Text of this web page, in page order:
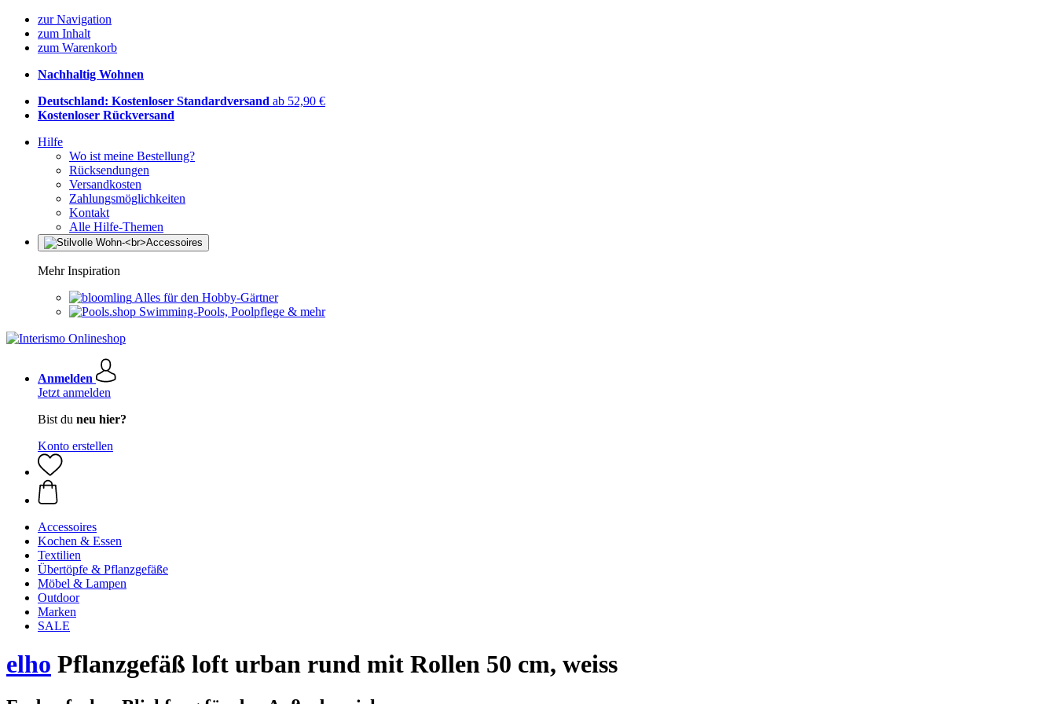
zur Navigation
zum Inhalt
zum Warenkorb
Nachhaltig Wohnen
Deutschland: Kostenloser Standardversand ab 52,90 €
Kostenloser Rückversand
Hilfe
Wo ist meine Bestellung?
Rücksendungen
Versandkosten
Zahlungsmöglichkeiten
Kontakt
Alle Hilfe-Themen
Mehr Inspiration
Alles für den Hobby-Gärtner
Swimming-Pools, Poolpflege & mehr
Anmelden
Jetzt anmelden
Bist du neu hier?
Konto erstellen
Accessoires
Kochen & Essen
Textilien
Übertöpfe & Pflanzgefäße
Möbel & Lampen
Outdoor
Marken
SALE
elho Pflanzgefäß loft urban rund mit Rollen 50 cm, weiss